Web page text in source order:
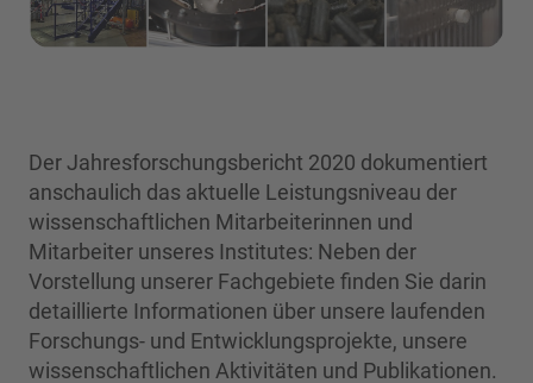
Der Jahresforschungsbericht 2020 dokumentiert
anschaulich das aktuelle Leistungsniveau der
wissenschaftlichen Mitarbeiterinnen und
Mitarbeiter unseres Institutes: Neben der
Vorstellung unserer Fachgebiete finden Sie darin
detaillierte Informationen über unsere laufenden
Forschungs- und Entwicklungsprojekte, unsere
wissenschaftlichen Aktivitäten und Publikationen.